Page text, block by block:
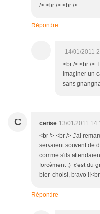
/> <br /> <br />
Répondre
14/01/2011
<br /> <br />
imaginer un
sans
C cerise 13/01/2011
<br /> <br /> J'ai
servaient souvent de
comme s'ils
forcément ;) c'est du
bien choisi, bravo
Répondre